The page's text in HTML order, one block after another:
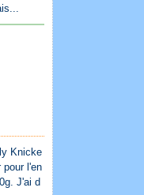
Knicke
pour l'en
J'ai d